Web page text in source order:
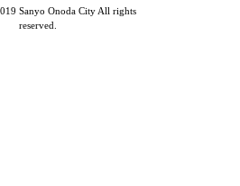
Sanyo Onoda City All rights
reserved.